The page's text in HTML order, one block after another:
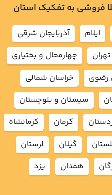
فروشی به تفکیک استان
ايلام
آذربايجان شرقي
تهران
چهارمحال و بختياري
رضوي
خراسان شمالي
سيستان و بلوچستان
كرمان
كرمانشاه
گيلان
لرستان
همدان يزد